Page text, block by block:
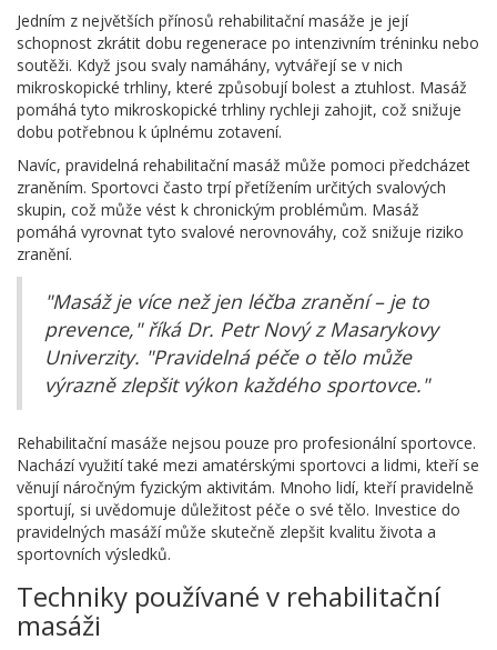
Jedním z největších přínosů rehabilitační masáže je její
schopnost zkrátit dobu regenerace po intenzivním tréninku nebo
soutěži. Když jsou svaly namáhány, vytvářejí se v nich
mikroskopické trhliny, které způsobují bolest a ztuhlost. Masáž
pomáhá tyto mikroskopické trhliny rychleji zahojit, což snižuje
dobu potřebnou k úplnému zotavení.
Navíc, pravidelná rehabilitační masáž může pomoci předcházet
zraněním. Sportovci často trpí přetížením určitých svalových
skupin, což může vést k chronickým problémům. Masáž
pomáhá vyrovnat tyto svalové nerovnováhy, což snižuje riziko
zranění.
"Masáž je více než jen léčba zranění – je to
prevence," říká Dr. Petr Nový z Masarykovy
Univerzity. "Pravidelná péče o tělo může
výrazně zlepšit výkon každého sportovce."
Rehabilitační masáže nejsou pouze pro profesionální sportovce.
Nachází využití také mezi amatérskými sportovci a lidmi, kteří se
věnují náročným fyzickým aktivitám. Mnoho lidí, kteří pravidelně
sportují, si uvědomuje důležitost péče o své tělo. Investice do
pravidelných masáží může skutečně zlepšit kvalitu života a
sportovních výsledků.
Techniky používané v rehabilitační
masáži